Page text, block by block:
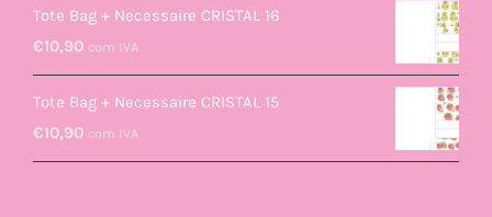
Tote Bag + Necessaire CRISTAL 16
€10,90 com IVA
Tote Bag + Necessaire CRISTAL 15
€10,90 com IVA